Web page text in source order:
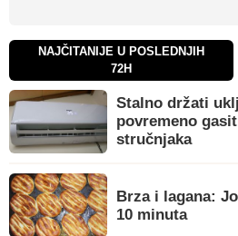
NAJČITANIJE U POSLEDNJIH
72H
Stalno držati
povremeno
stručnjaka
Brza i lagana:
10 minuta